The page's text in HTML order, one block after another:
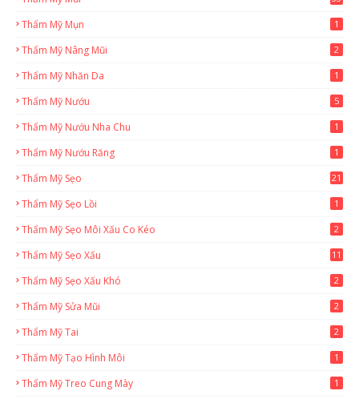
Thẩm Mỹ Mụn 1
Thẩm Mỹ Nâng Mũi 2
Thẩm Mỹ Nhăn Da 1
Thẩm Mỹ Nướu 5
Thẩm Mỹ Nướu Nha Chu 1
Thẩm Mỹ Nướu Răng 1
Thẩm Mỹ Sẹo 21
Thẩm Mỹ Sẹo Lồi 1
Thẩm Mỹ Sẹo Môi Xấu Co Kéo 2
Thẩm Mỹ Sẹo Xấu 11
Thẩm Mỹ Sẹo Xấu Khó 2
Thẩm Mỹ Sửa Mũi 2
Thẩm Mỹ Tai 2
Thẩm Mỹ Tạo Hình Môi 1
Thẩm Mỹ Treo Cung Mày 1